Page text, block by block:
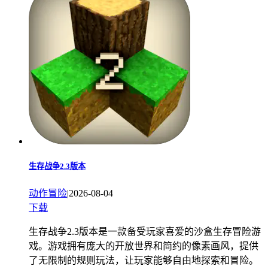
生存战争2.3版本
动作冒险|2026-08-04
下载
生存战争2.3版本是一款备受玩家喜爱的沙盒生存冒险游
戏。游戏拥有庞大的开放世界和简约的像素画风，提供
了无限制的规则玩法，让玩家能够自由地探索和冒险。